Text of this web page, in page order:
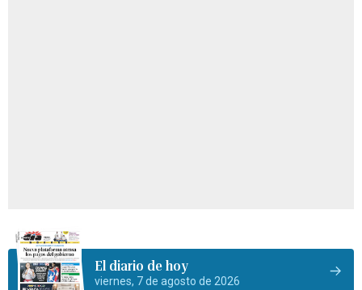
El diario de hoy
viernes, 7 de agosto de 2026